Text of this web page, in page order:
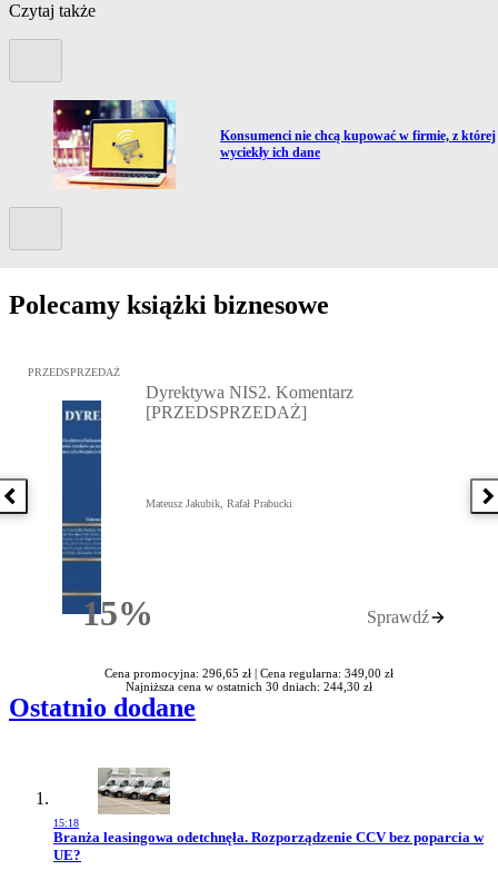
Czytaj także
Przejdź do artykułu:
Konsumenci nie chcą kupować w firmie, z której
wyciekły ich dane
Polecamy książki biznesowe
Poprzednia książka
Przejdź do: Dyrektywa NIS2. Komentarz [PRZEDSPRZEDAŻ],
PRZEDSPRZEDAŻ
15%Rabatu
Dyrektywa NIS2. Komentarz
[PRZEDSPRZEDAŻ]
Mateusz Jakubik, Rafał Prabucki
Sprawdź
Cena promocyjna: 296,65 zł | Cena regularna: 349,00 zł
Najniższa cena w ostatnich 30 dniach: 244,30 zł
Ostatnio dodane
15:18
Przejdź do artykułu:
Branża leasingowa odetchnęła. Rozporządzenie CCV bez poparcia w
UE?